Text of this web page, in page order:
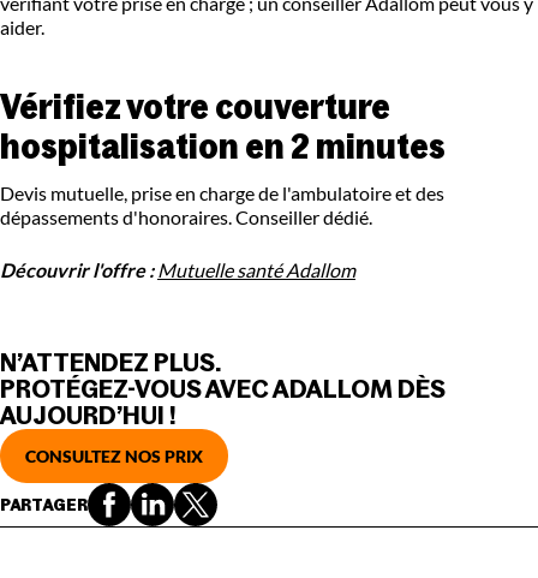
aider.
Vérifiez votre couverture
hospitalisation en 2 minutes
Devis mutuelle, prise en charge de l'ambulatoire et des
dépassements d'honoraires. Conseiller dédié.
Découvrir l'offre : Mutuelle santé Adallom
N’ATTENDEZ PLUS.
PROTÉGEZ-VOUS AVEC ADALLOM DÈS
AUJOURD’HUI !
CONSULTEZ NOS PRIX
PARTAGER